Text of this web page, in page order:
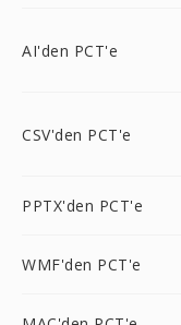
AI'den PCT'e
CSV'den PCT'e
PPTX'den PCT'e
WMF'den PCT'e